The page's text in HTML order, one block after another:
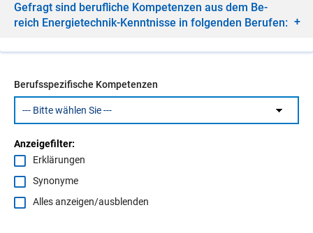
Ge­fragt sind be­ruf­li­che Kom­pe­ten­zen aus dem Be­
reich En­er­gie­tech­nik-Kennt­nis­se in fol­gen­den Be­ru­fen:
Berufsspezifische Kompetenzen
Anzeigefilter:
Erklärungen
Synonyme
Alles anzeigen/ausblenden